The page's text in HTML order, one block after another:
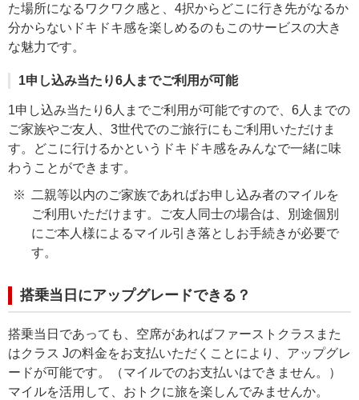
た場所になるワクワク感と、4択からどこに行き先がなるか
分からないドキドキ感を楽しめるのもこのサービスの大き
な魅力です。
1申し込み当たり6人までご利用が可能
1申し込み当たり6人までご利用が可能ですので、6人までの
ご家族やご友人、3世代でのご旅行にもご利用いただけま
す。どこに行けるかというドキドキ感をみんなで一緒に味
わうことができます。
二親等以内のご家族であればお申し込み者のマイルを
ご利用いただけます。ご友人同士の場合は、別途個別
にご本人様によるマイル引き落としお手続きが必要で
す。
搭乗当日にアップグレードできる？
搭乗当日であっても、空席があればファーストクラスまた
はクラス Jの料金をお支払いただくことにより、アップグレ
ードが可能です。（マイルでのお支払いはできません。）
マイルを活用して、おトクに旅を楽しんでみませんか。